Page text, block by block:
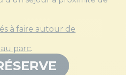
à faire autour de
parc.